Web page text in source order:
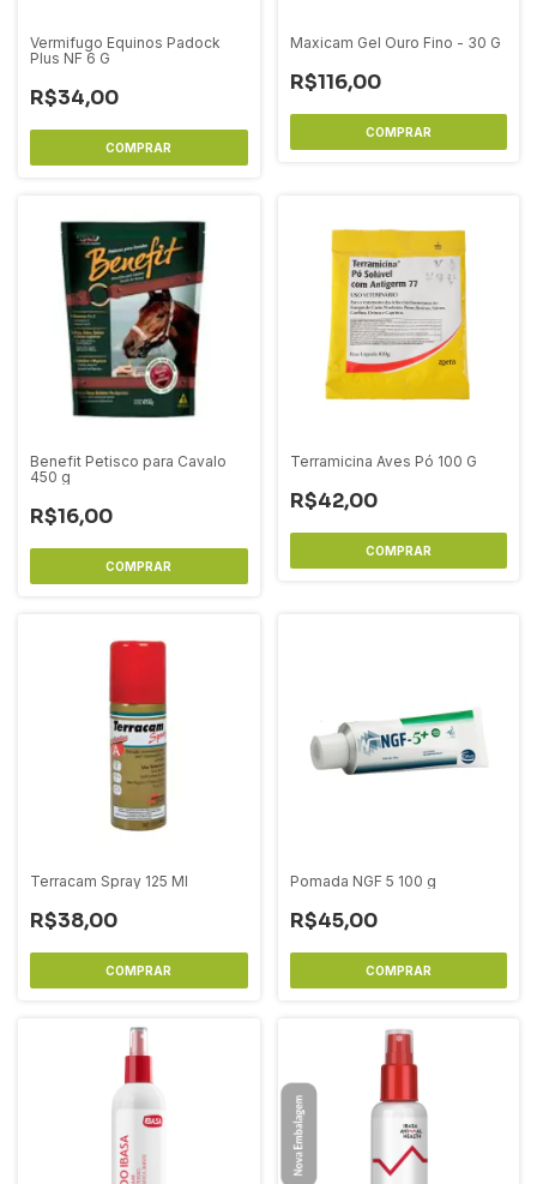
Vermifugo Equinos Padock
Plus NF 6 G
R$34,00
Maxicam Gel Ouro Fino - 30 G
R$116,00
Benefit Petisco para Cavalo
450 g
R$16,00
Terramicina Aves Pó 100 G
R$42,00
Terracam Spray 125 Ml
R$38,00
Pomada NGF 5 100 g
R$45,00